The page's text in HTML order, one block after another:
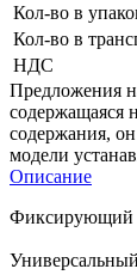
Кол-во в
Кол-во в
НДС
Предложения
содержащаяся
содержания,
модели
Описание
Фиксирующий